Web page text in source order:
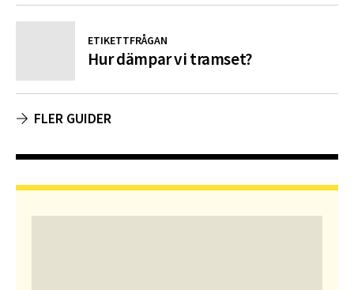
ETIKETTFRÅGAN
Hur dämpar vi tramset?
FLER GUIDER